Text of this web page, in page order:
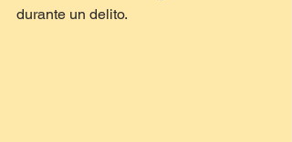
durante un delito.